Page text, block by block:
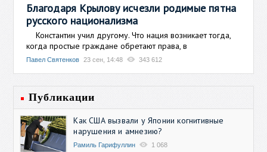
Благодаря Крылову исчезли родимые пятна
русского национализма
Константин учил другому. Что нация возникает тогда,
когда простые граждане обретают права, в
Павел Святенков 23 сен, 14:48 343 612
Публикации
Как США вызвали у Японии когнитивные
нарушения и амнезию?
Рамиль Гарифуллин 1 068